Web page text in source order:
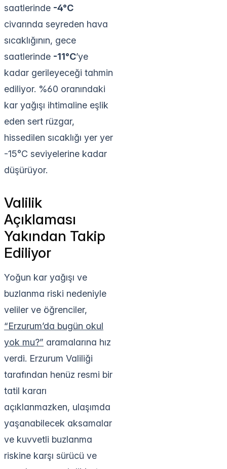
saatlerinde -4°C
civarında seyreden hava
sıcaklığının, gece
saatlerinde -11°C’ye
kadar gerileyeceği tahmin
ediliyor. %60 oranındaki
kar yağışı ihtimaline eşlik
eden sert rüzgar,
hissedilen sıcaklığı yer yer
-15°C seviyelerine kadar
düşürüyor.
Valilik
Açıklaması
Yakından Takip
Ediliyor
Yoğun kar yağışı ve
buzlanma riski nedeniyle
veliler ve öğrenciler,
“Erzurum’da bugün okul
yok mu?” aramalarına hız
verdi. Erzurum Valiliği
tarafından henüz resmi bir
tatil kararı
açıklanmazken, ulaşımda
yaşanabilecek aksamalar
ve kuvvetli buzlanma
riskine karşı sürücü ve